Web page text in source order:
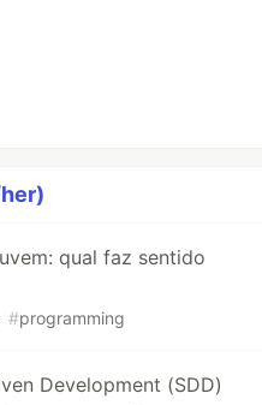
qual faz sentido
#programming
Development (SDD)